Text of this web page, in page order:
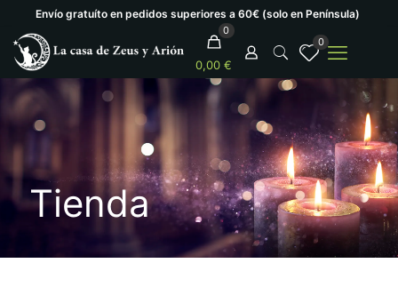
Envío gratuíto en pedidos superiores a 60€ (solo en Península)
0
0,00 €
0
Tienda